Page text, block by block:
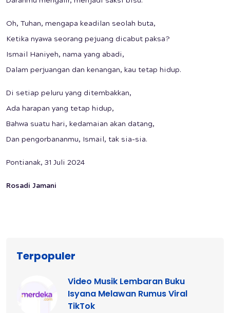
Oh, Tuhan, mengapa keadilan seolah buta,
Ketika nyawa seorang pejuang dicabut paksa?
Ismail Haniyeh, nama yang abadi,
Dalam perjuangan dan kenangan, kau tetap hidup.
Di setiap peluru yang ditembakkan,
Ada harapan yang tetap hidup,
Bahwa suatu hari, kedamaian akan datang,
Dan pengorbananmu, Ismail, tak sia-sia.
Pontianak, 31 Juli 2024
Rosadi Jamani
Terpopuler
Video Musik Lembaran Buku
Isyana Melawan Rumus Viral
TikTok